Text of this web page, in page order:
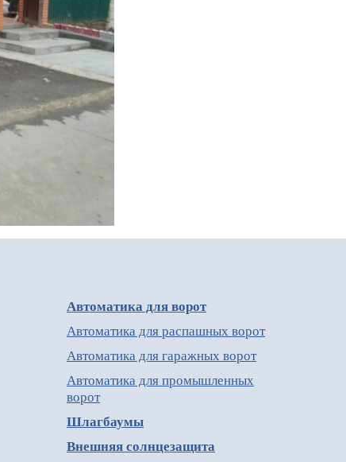
Автоматика для ворот
Автоматика для распашных ворот
Автоматика для гаражных ворот
Автоматика для промышленных
ворот
Шлагбаумы
Внешняя солнцезащита